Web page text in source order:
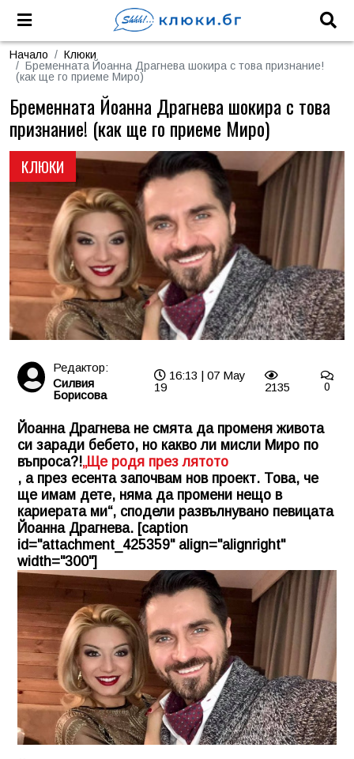
Начало
Клюки
Бременната Йоанна Драгнева шокира с това признание!
(как ще го приеме Миро)
КЛЮКИ
Бременната Йоанна Драгнева шокира с това
признание! (как ще го приеме Миро)
Редактор:
Силвия
Борисова
16:13 | 07 May
19
2135 0
Йоанна Драгнева не смята да променя живота
си заради бебето, но какво ли мисли Миро по
въпроса?!„Ще родя през лятото
, а през есента започвам нов проект. Това, че
ще имам дете, няма да промени нещо в
кариерата ми“, сподели развълнувано певицата
Йоанна Драгнева. [caption
id="attachment_425359" align="alignright"
width="300"]